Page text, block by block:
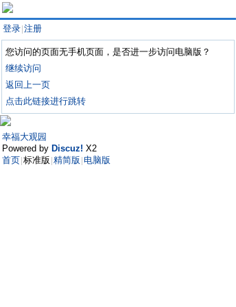
登录 注册
您访问的页面无手机页面，是否进一步访问电脑版？
继续访问
返回上一页
点击此链接进行跳转
幸福大观园
Powered by Discuz! X2
首页 标准版 精简版 电脑版